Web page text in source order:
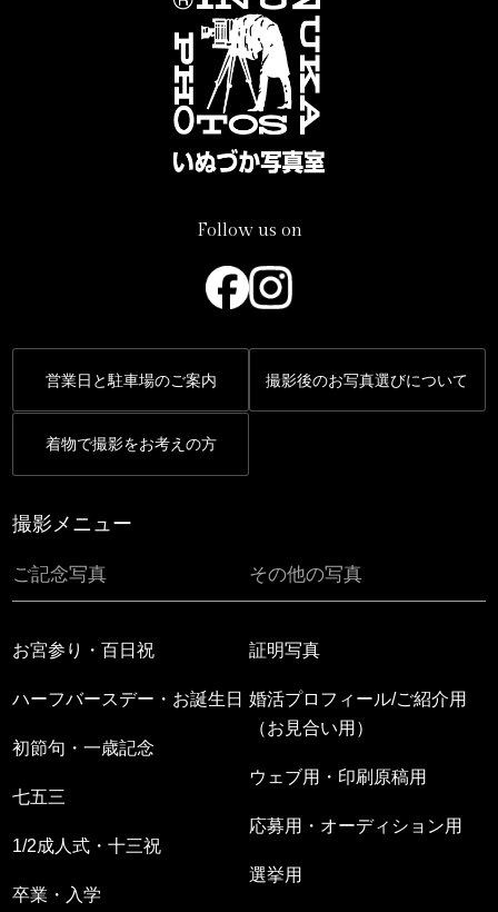
Follow us on
営業日と駐車場のご案内 撮影後のお写真選びについて
着物で撮影をお考えの方
撮影メニュー
ご記念写真
お宮参り・百日祝
ハーフバースデー・お誕生日
初節句・一歳記念
七五三
1/2成人式・十三祝
卒業・入学
その他の写真
証明写真
婚活プロフィール/ご紹介用
（お見合い用）
ウェブ用・印刷原稿用
応募用・オーディション用
選挙用